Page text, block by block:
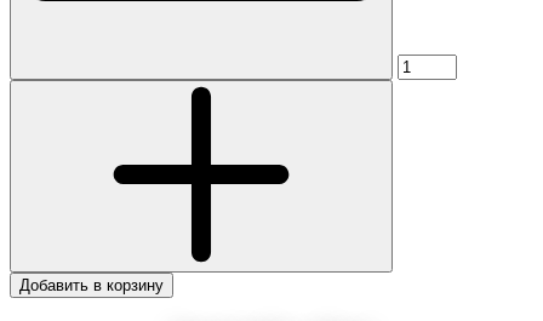
Добавить в корзину